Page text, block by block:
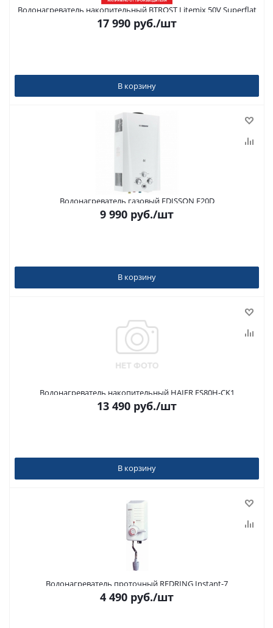
Водонагреватель накопительный BTROST Litemix 50V Superflat
17 990 руб./шт
В корзину
Водонагреватель газовый EDISSON E20D
9 990 руб./шт
В корзину
Водонагреватель накопительный HAIER ES80H-CK1
13 490 руб./шт
В корзину
Водонагреватель проточный REDRING Instant-7
4 490 руб./шт